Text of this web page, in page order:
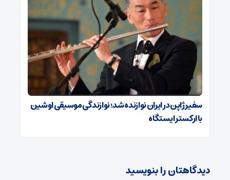
سفیر ژاپن در ایران نوازنده شد؛ نوازندگی موسیقی اوشین
با ارکستر ایستگاه
دیدگاهتان را بنویسید